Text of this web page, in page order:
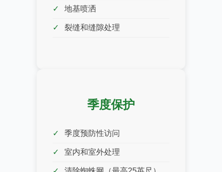
地基喷洒
裂缝和缝隙处理
季度保护
季度预防性访问
室内和室外处理